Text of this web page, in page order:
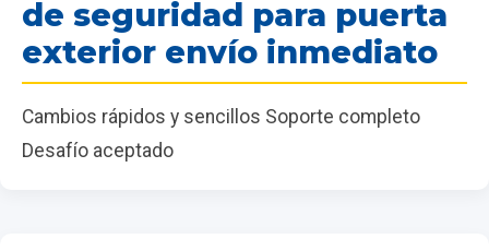
de seguridad para puerta
exterior envío inmediato
Cambios rápidos y sencillos Soporte completo
Desafío aceptado